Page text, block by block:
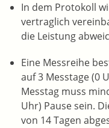
In dem Protokoll
vertraglich
die Leistung
Eine Messreihe
auf 3 Messtage (0
Messtag muss
Uhr) Pause sein.
von 14 Tagen